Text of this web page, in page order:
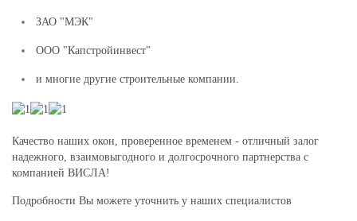
ЗАО "МЭК"
ООО "Капстройинвест"
и многие другие строительные компании.
Качество наших окон, проверенное временем - отличный залог
надежного, взаимовыгодного и долгосрочного партнерства с
компанией ВИСЛА!
Подробности Вы можете уточнить у наших специалистов